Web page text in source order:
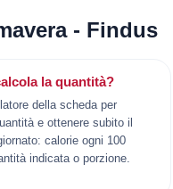
- Findus
la quantità?
della scheda per
e ottenere subito il
calorie ogni 100
indicata o porzione.